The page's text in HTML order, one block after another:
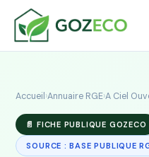
Accueil ›Annuaire RGE›A Ciel
📄 FICHE PUBLIQUE GOZECO
SOURCE : BASE PUBLIQUE